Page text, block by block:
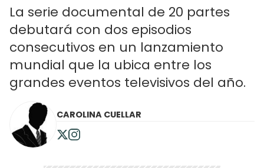
La serie documental de 20 partes
debutará con dos episodios
consecutivos en un lanzamiento
mundial que la ubica entre los
grandes eventos televisivos del año.
CAROLINA CUELLAR